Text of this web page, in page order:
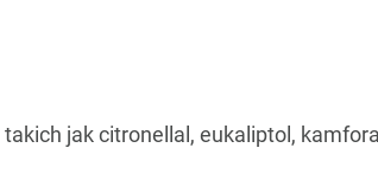
jak citronellal, eukaliptol,